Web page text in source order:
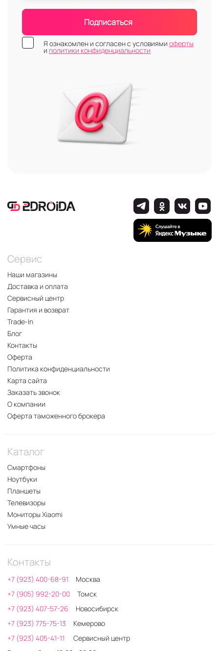
Подписаться
Я ознакомлен и согласен с условиями оферты
и политики конфиденциальности
Сервис
Наши магазины
Доставка и оплата
Сервисный центр
Гарантия и возврат
Trade-In
Блог
Контакты
Оферта
Политика конфиденциальности
Карта сайта
Заказать звонок
О компании
Оферта таможенного брокера
Каталог
Смартфоны
Ноутбуки
Планшеты
Телевизоры
Мониторы Xiaomi
Умные часы
Контакты
+7 (923) 400-68-91
Москва
+7 (905) 992-20-00
Томск
+7 (923) 407-57-26
Новосибирск
+7 (923) 775-75-13
Кемерово
+7 (923) 405-41-11
Сервисный центр